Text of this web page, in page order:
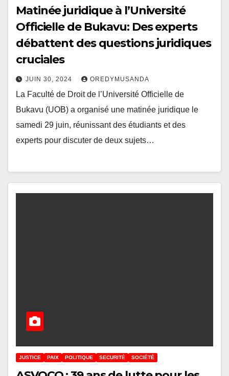
Matinée juridique à l’Université
Officielle de Bukavu: Des experts
débattent des questions juridiques
cruciales
JUIN 30, 2024 OREDYMUSANDA
La Faculté de Droit de l’Université Officielle de
Bukavu (UOB) a organisé une matinée juridique le
samedi 29 juin, réunissant des étudiants et des
experts pour discuter de deux sujets…
JUSTICE PAIX POLITIQUE SECURITÉ SOCIÉTÉ